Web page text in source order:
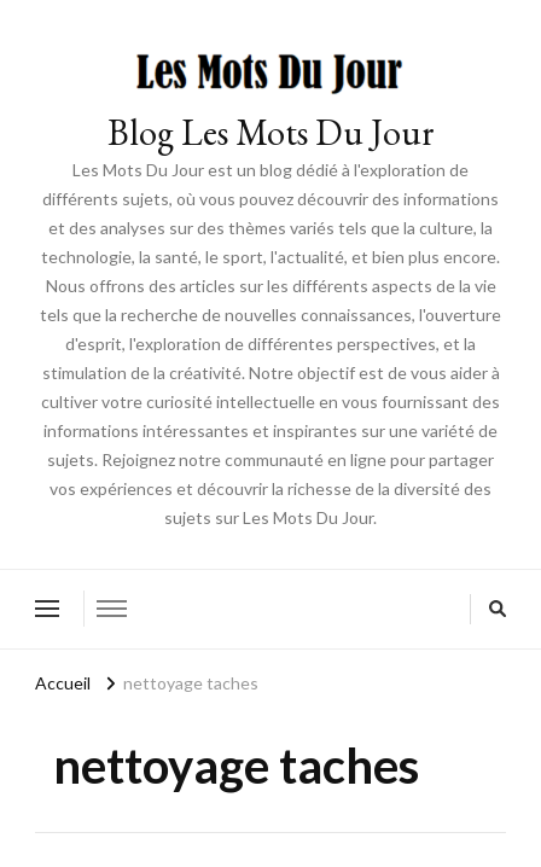
Blog Les Mots Du Jour
Les Mots Du Jour est un blog dédié à l'exploration de
différents sujets, où vous pouvez découvrir des informations
et des analyses sur des thèmes variés tels que la culture, la
technologie, la santé, le sport, l'actualité, et bien plus encore.
Nous offrons des articles sur les différents aspects de la vie
tels que la recherche de nouvelles connaissances, l'ouverture
d'esprit, l'exploration de différentes perspectives, et la
stimulation de la créativité. Notre objectif est de vous aider à
cultiver votre curiosité intellectuelle en vous fournissant des
informations intéressantes et inspirantes sur une variété de
sujets. Rejoignez notre communauté en ligne pour partager
vos expériences et découvrir la richesse de la diversité des
sujets sur Les Mots Du Jour.
Accueil nettoyage taches
nettoyage taches